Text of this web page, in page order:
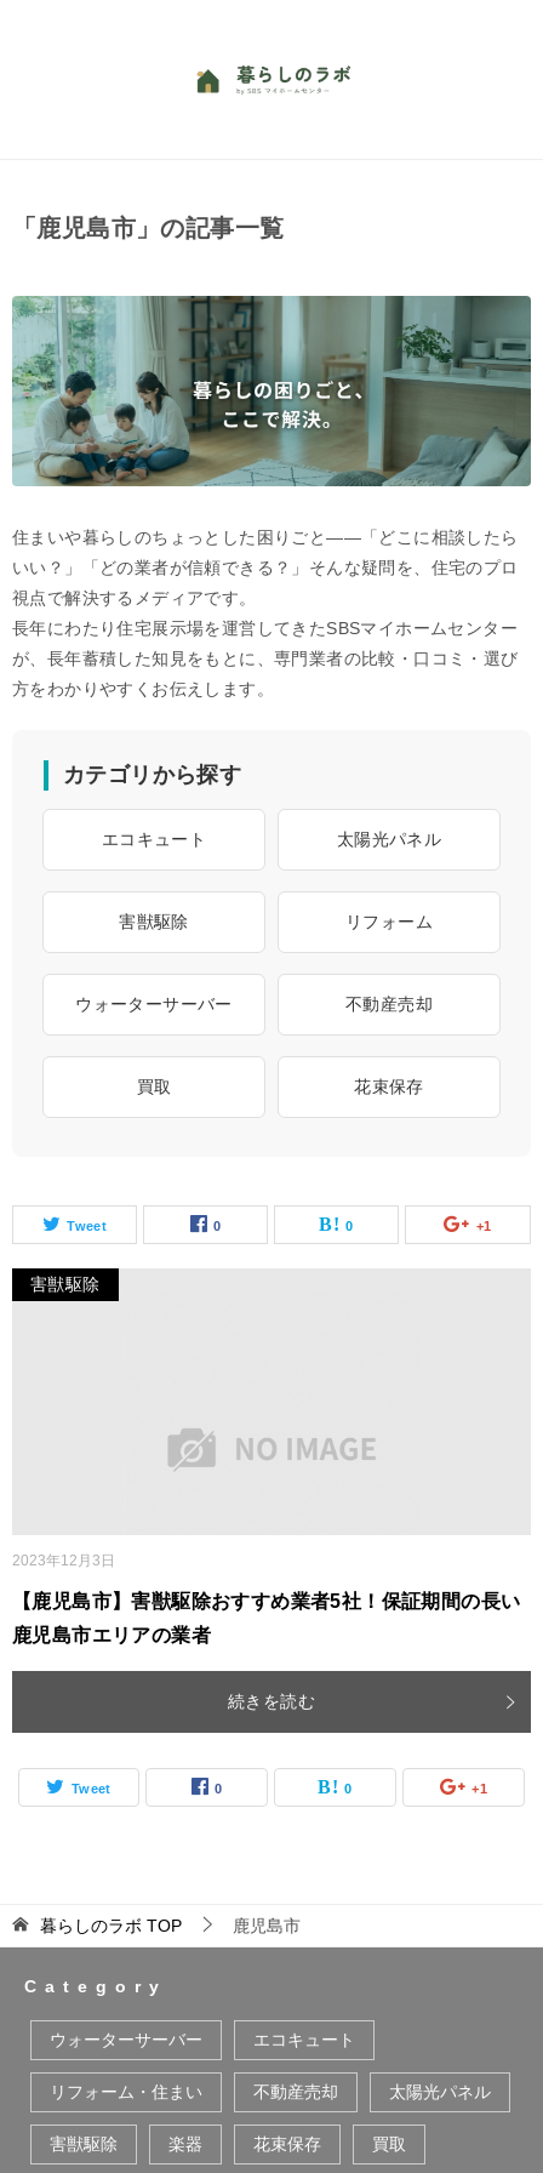
「鹿児島市」の記事一覧
住まいや暮らしのちょっとした困りごと——「どこに相談したら
いい？」「どの業者が信頼できる？」そんな疑問を、住宅のプロ
視点で解決するメディアです。
長年にわたり住宅展示場を運営してきたSBSマイホームセンター
が、長年蓄積した知見をもとに、専門業者の比較・口コミ・選び
方をわかりやすくお伝えします。
カテゴリから探す
エコキュート 太陽光パネル
害獣駆除 リフォーム
ウォーターサーバー 不動産売却
買取 花束保存
Tweet 0 0 +1
害獣駆除
2023年12月3日
【鹿児島市】害獣駆除おすすめ業者5社！保証期間の長い
鹿児島市エリアの業者
続きを読む
Tweet 0 0 +1
暮らしのラボ TOP 鹿児島市
Category
ウォーターサーバー エコキュート
リフォーム・住まい 不動産売却 太陽光パネル
害獣駆除 楽器 花束保存 買取